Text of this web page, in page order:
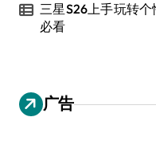
三星S26上手玩转
必看
广告